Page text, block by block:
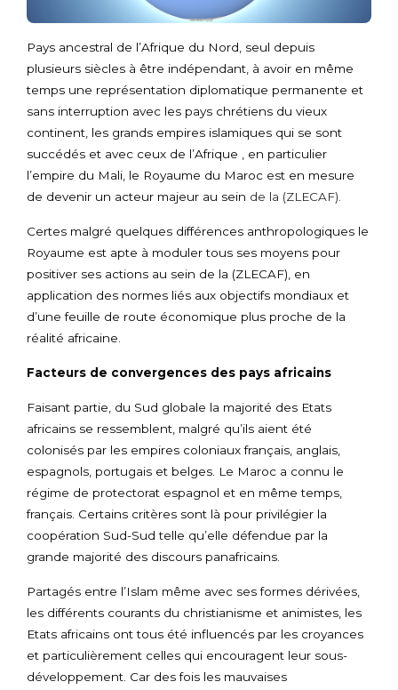
Pays ancestral de l’Afrique du Nord, seul depuis
plusieurs siècles à être indépendant, à avoir en même
temps une représentation diplomatique permanente et
sans interruption avec les pays chrétiens du vieux
continent, les grands empires islamiques qui se sont
succédés et avec ceux de l’Afrique , en particulier
l’empire du Mali, le Royaume du Maroc est en mesure
de devenir un acteur majeur au sein de la (ZLECAF).
Certes malgré quelques différences anthropologiques le
Royaume est apte à moduler tous ses moyens pour
positiver ses actions au sein de la (ZLECAF), en
application des normes liés aux objectifs mondiaux et
d’une feuille de route économique plus proche de la
réalité africaine.
Facteurs de convergences des pays africains
Faisant partie, du Sud globale la majorité des Etats
africains se ressemblent, malgré qu’ils aient été
colonisés par les empires coloniaux français, anglais,
espagnols, portugais et belges. Le Maroc a connu le
régime de protectorat espagnol et en même temps,
français. Certains critères sont là pour privilégier la
coopération Sud-Sud telle qu’elle défendue par la
grande majorité des discours panafricains.
Partagés entre l’Islam même avec ses formes dérivées,
les différents courants du christianisme et animistes, les
Etats africains ont tous été influencés par les croyances
et particulièrement celles qui encouragent leur sous-
développement. Car des fois les mauvaises